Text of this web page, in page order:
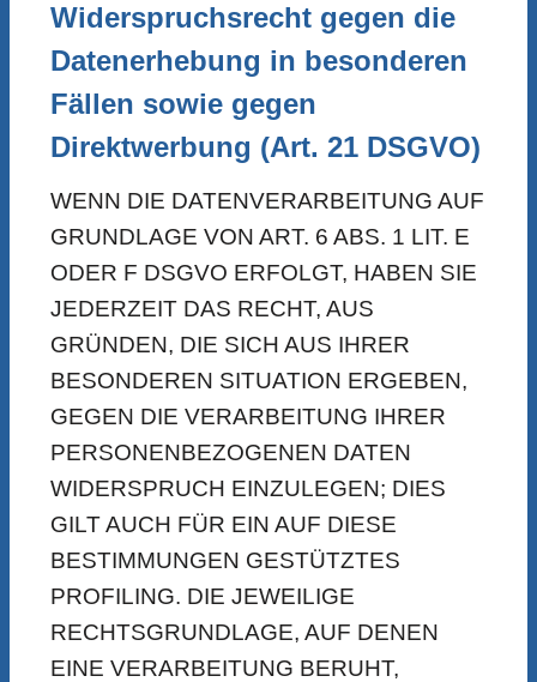
Widerspruchsrecht gegen die
Datenerhebung in besonderen
Fällen sowie gegen
Direktwerbung (Art. 21 DSGVO)
WENN DIE DATENVERARBEITUNG AUF
GRUNDLAGE VON ART. 6 ABS. 1 LIT. E
ODER F DSGVO ERFOLGT, HABEN SIE
JEDERZEIT DAS RECHT, AUS
GRÜNDEN, DIE SICH AUS IHRER
BESONDEREN SITUATION ERGEBEN,
GEGEN DIE VERARBEITUNG IHRER
PERSONENBEZOGENEN DATEN
WIDERSPRUCH EINZULEGEN; DIES
GILT AUCH FÜR EIN AUF DIESE
BESTIMMUNGEN GESTÜTZTES
PROFILING. DIE JEWEILIGE
RECHTSGRUNDLAGE, AUF DENEN
EINE VERARBEITUNG BERUHT,